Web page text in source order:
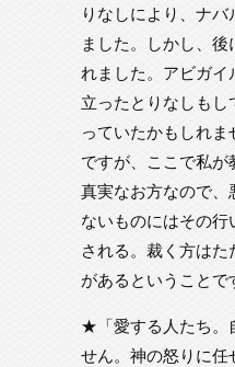
りなしにより、ナ
ました。しかし、
れました。アビガイ
立ったとりなしも
っていたかもしれま
ですが、ここで私
真実なお方なので
ないものにはその
される。裁く方は
があるということで
★「愛する人たち。
せん。神の怒りに任